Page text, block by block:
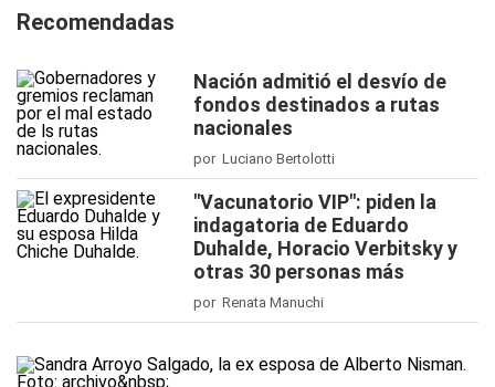
Recomendadas
Nación admitió el desvío de
fondos destinados a rutas
nacionales
por Luciano Bertolotti
"Vacunatorio VIP": piden la
indagatoria de Eduardo
Duhalde, Horacio Verbitsky y
otras 30 personas más
por Renata Manuchi